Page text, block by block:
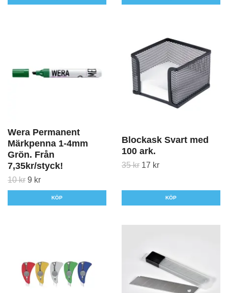
Wera Permanent
Märkpenna 1-4mm
Grön. Från
7,35kr/styck!
10 kr 9 kr
KÖP
Blockask Svart med
100 ark.
35 kr 17 kr
KÖP